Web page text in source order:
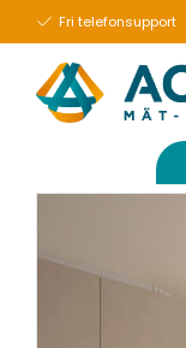
Fri telefonsupport